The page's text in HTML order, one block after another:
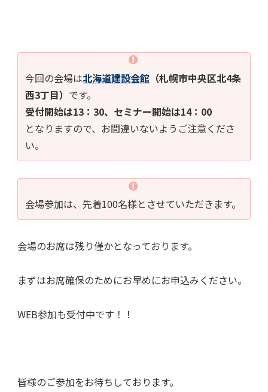
今回の会場は北海道建設会館 （札幌市中央区北4条
西3丁目） です。
受付開始は13：30、セミナー開始は14：00
となりますので、お間違いないようご注意くださ
い。
会場参加は、先着100名様とさせていただきます。
会場のお席は残り僅かとなっております。
まずはお席確保のためにお早めにお申込みください。
WEB参加も受付中です！！
皆様のご参加をお待ちしております。